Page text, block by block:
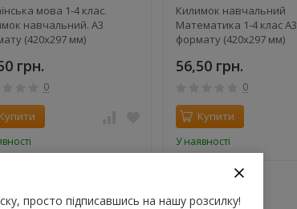
мова 1-4 клас.
навчальний. А3
(420х297 мм)
грн.
0
Купити
Килимок навчальний
Математика 1-4 клас А3
формату (420х297 мм)
56,50 грн.
0
Купити
У наявності
просто підписавшись на нашу розсилку!